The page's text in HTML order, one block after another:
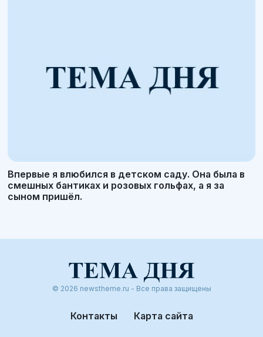
Впервые я влюбился в детском саду. Она была в
смешных бантиках и розовых гольфах, а я за
сыном пришёл.
© 2026 newstheme.ru - Все права защищены
Контакты Карта сайта